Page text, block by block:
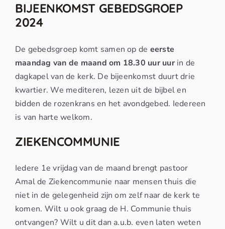
BIJEENKOMST GEBEDSGROEP
2024
De gebedsgroep komt samen op de eerste
maandag van de maand om 18.30 uur uurin de
dagkapel van de kerk. De bijeenkomst duurt drie
kwartier. We mediteren, lezen uit de bijbel en
bidden de rozenkrans en het avondgebed. Iedereen
is van harte welkom.
ZIEKENCOMMUNIE
Iedere 1e vrijdag van de maand brengt pastoor
Amal de Ziekencommunie naar mensen thuis die
niet in de gelegenheid zijn om zelf naar de kerk te
komen. Wilt u ook graag de H. Communie thuis
ontvangen? Wilt u dit dan a.u.b. even laten weten